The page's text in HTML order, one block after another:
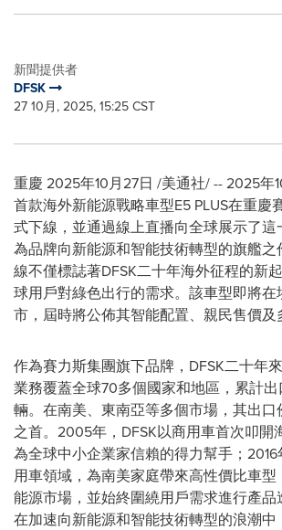
新聞提供者
DFSK
27 10月, 2025, 15:25 CST
重慶 2025年10月27日 /美通社/ -- 2025年
首款海外新能源戰略車型E5 PLUS在重慶
式下線，並通過線上直播向全球展示了
為品牌向新能源和智能技術轉型的旗艦之
線不僅標誌著DFSK二十年海外征程的新
球用戶對綠色出行的需求。該車型即將在
市，屆時將公佈其智能配置、親民售價及
作為賽力斯集團旗下品牌，DFSK二十年
業務覆蓋全球70多個國家和地區，累計
輛。在南美、東南亞等多個市場，其出
之首。2005年，DFSK以商用車首次叩開
為全球中小企業家信賴的得力幫手；
用車領域，為南美家庭帶來高性價比車型
能源市場，並始終圍繞用戶需求進行產品
在加速向新能源和智能技術轉型的浪潮中